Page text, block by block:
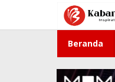
konten
Beranda